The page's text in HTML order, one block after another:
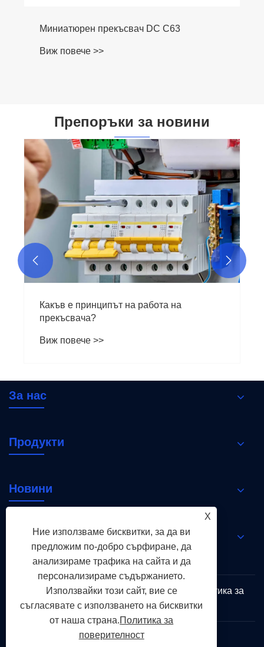
Миниатюрен прекъсвач DC C63
Виж повече >>
Препоръки за новини
Какъв е принципът на работа на
прекъсвача?
Виж повече >>
 
За нас
Продукти
Новини
Свържете се с нас
Sitemap RSS XML
Политика за
поверителност
X
Ние използваме бисквитки, за да ви
предложим по-добро сърфиране, да
анализираме трафика на сайта и да
персонализираме съдържанието.
Използвайки този сайт, вие се
съгласявате с използването на бисквитки
от наша страна.Политика за
поверителност